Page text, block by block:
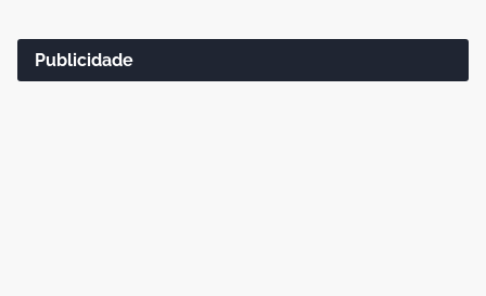
Publicidade